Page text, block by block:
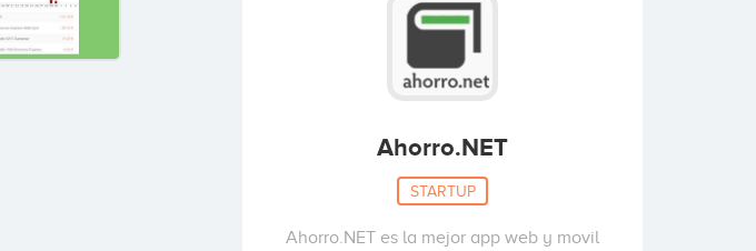
Ahorro.NET
STARTUP
Ahorro.NET es la mejor app web y movil